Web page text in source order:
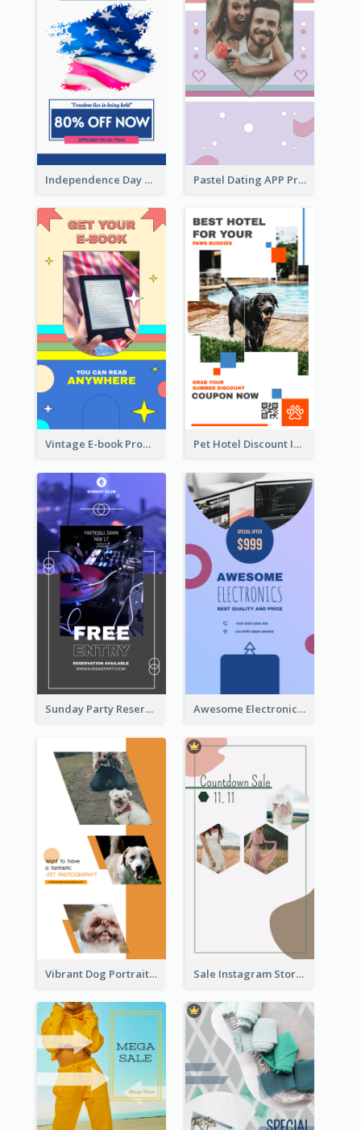
Independence Day Sale Instagram Story Pastel Dating APP Promotion Instagram Story Design
Vintage E-book Promote Instagram Story Design Pet Hotel Discount Instagram Story
Sunday Party Reservation Instagram Story Awesome Electronics Sale Instagram Story
Vibrant Dog Portrait Instagram Story Design Template Sale Instagram Story